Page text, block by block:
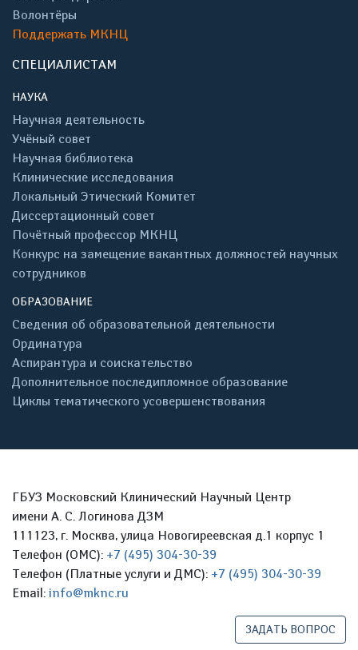
Волонтёры
Поддержать МКНЦ
СПЕЦИАЛИСТАМ
НАУКА
Научная деятельность
Учёный совет
Научная библиотека
Клинические исследования
Локальный Этический Комитет
Диссертационный совет
Почётный профессор МКНЦ
Конкурс на замещение вакантных должностей научных
сотрудников
ОБРАЗОВАНИЕ
Сведения об образовательной деятельности
Ординатура
Аспирантура и соискательство
Дополнительное последипломное образование
Циклы тематического усовершенствования
ГБУЗ Московский Клинический Научный Центр
имени А. С. Логинова ДЗМ
111123, г. Москва, улица Новогиреевская д.1 корпус 1
Телефон (ОМС): +7 (495) 304-30-39
Телефон (Платные услуги и ДМС): +7 (495) 304-30-39
Email: info@mknc.ru
ЗАДАТЬ ВОПРОС